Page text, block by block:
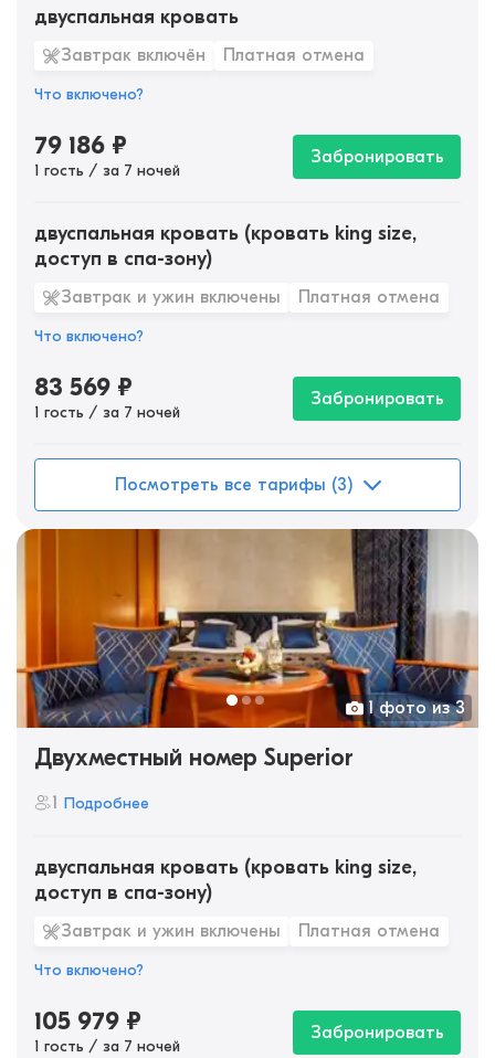
двуспальная кровать
Завтрак включён Платная отмена
Что включено?
79 186 ₽
1 гость / за 7 ночей
Забронировать
двуспальная кровать (кровать king size,
доступ в спа-зону)
Завтрак и ужин включены Платная отмена
Что включено?
83 569 ₽
1 гость / за 7 ночей
Забронировать
Посмотреть все тарифы (3)
1 фото из 3
Двухместный номер Superior
1 Подробнее
двуспальная кровать (кровать king size,
доступ в спа-зону)
Завтрак и ужин включены Платная отмена
Что включено?
105 979 ₽
1 гость / за 7 ночей
Забронировать